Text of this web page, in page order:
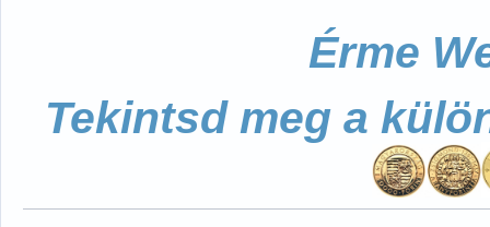
Érme
Tekintsd meg a